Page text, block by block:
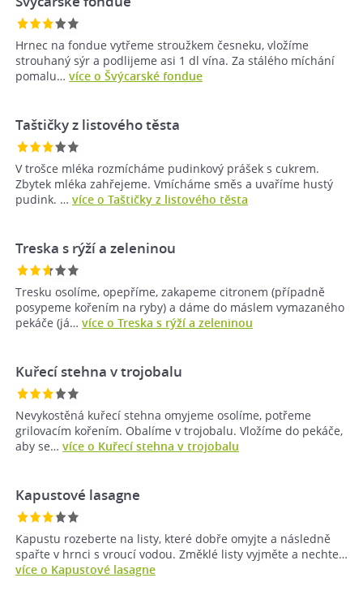
Hrnec na fondue vytřeme stroužkem česneku, vložíme
strouhaný sýr a podlijeme asi 1 dl vína. Za stálého míchání
pomalu… více o Švýcarské fondue
Taštičky z listového těsta
V trošce mléka rozmícháme pudinkový prášek s cukrem.
Zbytek mléka zahřejeme. Vmícháme směs a uvaříme hustý
pudink. … více o Taštičky z listového těsta
Treska s rýží a zeleninou
Tresku osolíme, opepříme, zakapeme citronem (případně
posypeme kořením na ryby) a dáme do máslem vymazaného
pekáče (já… více o Treska s rýží a zeleninou
Kuřecí stehna v trojobalu
Nevykostěná kuřecí stehna omyjeme osolíme, potřeme
grilovacím kořením. Obalíme v trojobalu. Vložíme do pekáče,
aby se… více o Kuřecí stehna v trojobalu
Kapustové lasagne
Kapustu rozeberte na listy, které dobře omyjte a následně
spařte v hrnci s vroucí vodou. Změklé listy vyjměte a nechte…
více o Kapustové lasagne